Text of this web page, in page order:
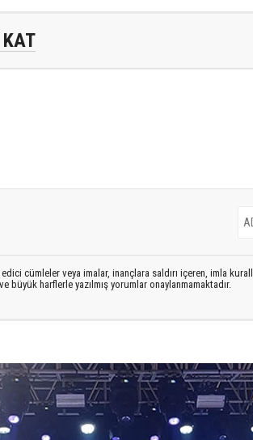
KAT
cümleler veya imalar, inançlara saldırı içeren, imla
büyük harflerle yazılmış yorumlar onaylanmamaktadır.